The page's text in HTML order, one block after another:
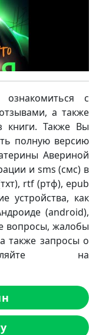
с
а также
книги. Также Вы
полную версию
Авериной
и sms (смс) в
rtf (ртф), epub
устройства, как
(android),
вопросы, жалобы
также запросы о
на